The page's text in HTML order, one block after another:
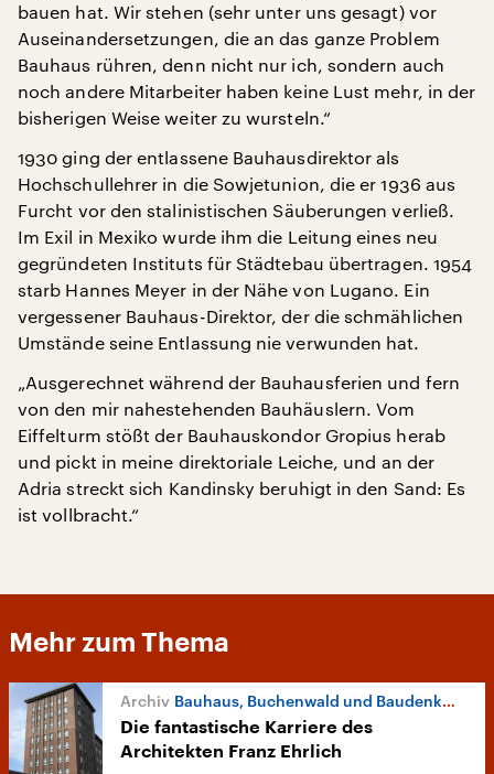
bauen hat. Wir stehen (sehr unter uns gesagt) vor
Auseinandersetzungen, die an das ganze Problem
Bauhaus rühren, denn nicht nur ich, sondern auch
noch andere Mitarbeiter haben keine Lust mehr, in der
bisherigen Weise weiter zu wursteln.“
1930 ging der entlassene Bauhausdirektor als
Hochschullehrer in die Sowjetunion, die er 1936 aus
Furcht vor den stalinistischen Säuberungen verließ.
Im Exil in Mexiko wurde ihm die Leitung eines neu
gegründeten Instituts für Städtebau übertragen. 1954
starb Hannes Meyer in der Nähe von Lugano. Ein
vergessener Bauhaus-Direktor, der die schmählichen
Umstände seine Entlassung nie verwunden hat.
„Ausgerechnet während der Bauhausferien und fern
von den mir nahestehenden Bauhäuslern. Vom
Eiffelturm stößt der Bauhauskondor Gropius herab
und pickt in meine direktoriale Leiche, und an der
Adria streckt sich Kandinsky beruhigt in den Sand: Es
ist vollbracht.“
Mehr zum Thema
Bauhaus, Buchenwald und Baudenkmäler
Die fantastische Karriere des
Architekten Franz Ehrlich